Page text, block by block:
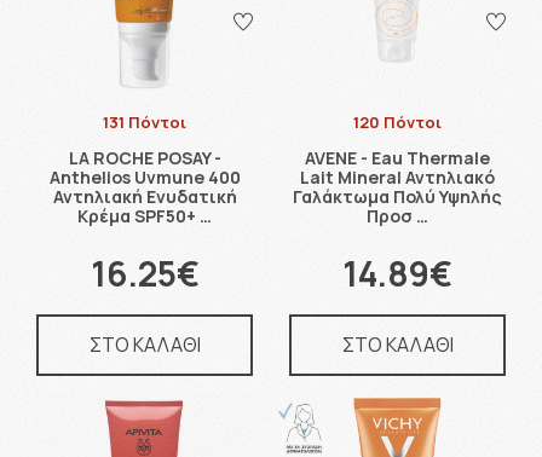
131 Πόντοι
LA ROCHE POSAY -
Anthelios Uvmune 400
Αντηλιακή Ενυδατική
Κρέμα SPF50+ …
16.25€
ΣΤΟ ΚΑΛΑΘΙ
120 Πόντοι
AVENE - Eau Thermale
Lait Mineral Αντηλιακό
Γαλάκτωμα Πολύ Υψηλής
Προσ …
14.89€
ΣΤΟ ΚΑΛΑΘΙ